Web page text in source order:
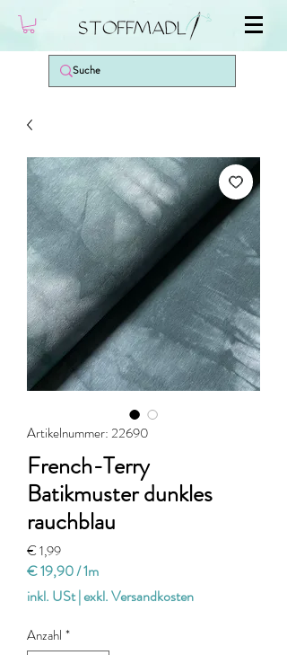
Artikelnummer: 22690
French-Terry
Batikmuster dunkles
rauchblau
€ 1,99Preis
€ 19,90/1m
€ 19,90
pro
1
Meter
inkl. USt|exkl. Versandkosten
Anzahl *